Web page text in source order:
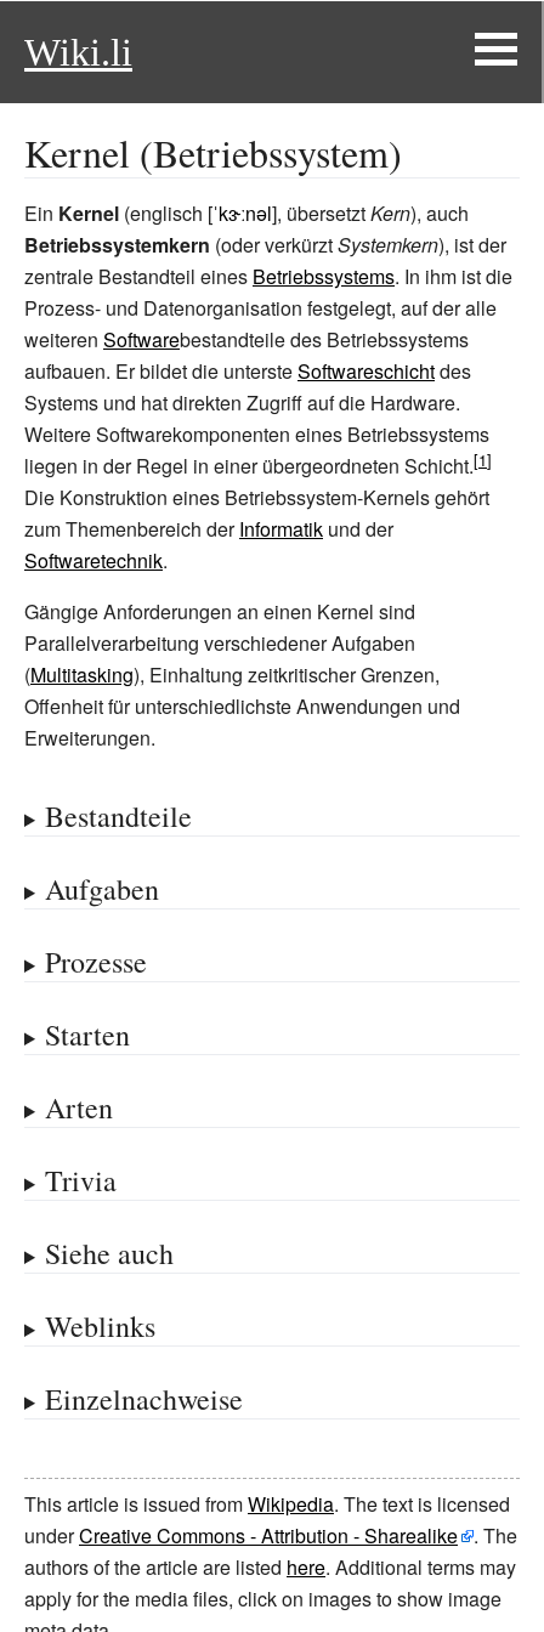
Wiki.li
Kernel (Betriebssystem)
Ein Kernel (englisch [ˈkɝːnəl], übersetztKern), auch
Betriebssystemkern (oder verkürztSystemkern), ist der
zentrale Bestandteil eines Betriebssystems. In ihm ist die
Prozess- und Datenorganisation festgelegt, auf der alle
weiteren Softwarebestandteile des Betriebssystems
aufbauen. Er bildet die untersteSoftwareschichtdes
Systems und hat direkten Zugriff auf die Hardware.
Weitere Softwarekomponenten eines Betriebssystems
liegen in der Regel in einer übergeordneten Schicht.
Die Konstruktion eines Betriebssystem-Kernels gehört
zum Themenbereich derInformatik und der
Softwaretechnik.
Gängige Anforderungen an einen Kernel sind
Parallelverarbeitung verschiedener Aufgaben
(Multitasking), Einhaltung zeitkritischer Grenzen,
Offenheit für unterschiedlichste Anwendungen und
Erweiterungen.
Bestandteile
Aufgaben
Prozesse
Starten
Arten
Trivia
Siehe auch
Weblinks
Einzelnachweise
This article is issued fromWikipedia. The text is licensed
underCreative Commons - Attribution - Sharealike
. The
authors of the article are listed here. Additional terms may
apply for the media files, click on images to show image